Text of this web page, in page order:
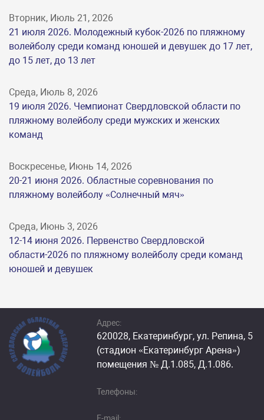
Вторник, Июль 21, 2026
21 июля 2026. Молодежный кубок-2026 по пляжному
волейболу среди команд юношей и девушек до 17 лет,
до 15 лет, до 13 лет
Среда, Июль 8, 2026
19 июля 2026. Чемпионат Свердловской области по
пляжному волейболу среди мужских и женских
команд
Воскресенье, Июнь 14, 2026
20-21 июня 2026. Областные соревнования по
пляжному волейболу «Солнечный мяч»
Среда, Июнь 3, 2026
12-14 июня 2026. Первенство Свердловской
области-2026 по пляжному волейболу среди команд
юношей и девушек
Адрес:
620028, Екатеринбург, ул. Репина, 5
(стадион «Екатеринбург Арена»)
помещения № Д.1.085, Д.1.086.
Телефоны:
E-mail: